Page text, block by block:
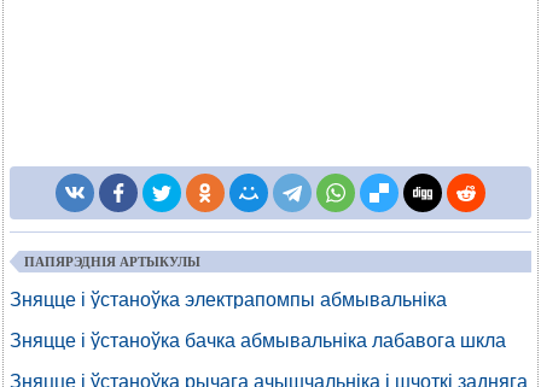
ПАПЯРЭДНІЯ АРТЫКУЛЫ
Зняцце і ўстаноўка электрапомпы абмывальніка
Зняцце і ўстаноўка бачка абмывальніка лабавога шкла
Зняцце і ўстаноўка рычага ачышчальніка і шчоткі задняга